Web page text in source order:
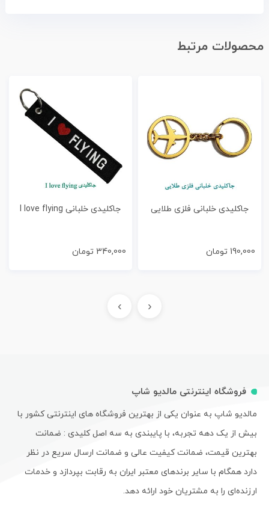
محصولات مرتبط
جاکلیدی خلبانی فلزی طلایی
190,000 تومان
جاكليدی خلبانی I love flying
340,000 تومان
‹
›
فروشگاه اینترنتی مالدیو شاپ
مالدیو شاپ به عنوان یکی از بهترین فروشگاه های اینترنتی کشور با
بیش از یک دهه تجربه، با پایبندی به سه اصل کلیدی : ضمانت
بهترین قیمت، ضمانت کیفیت عالی و ضمانت ارسال سریع در نظر
دارد همگام با سایر برندهای معتبر ایران به رقابت بپردازد و خدمات
ارزنده‌ای را به مشتریان خود ارائه دهد.